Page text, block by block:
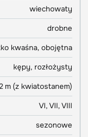
wiechowaty
drobne
kwaśna, obojętna
kępy, rozłożysty
m (z kwiatostanem)
VI, VII, VIII
sezonowe